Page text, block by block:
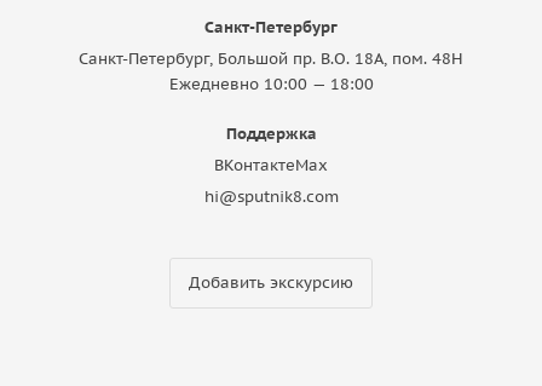
Санкт-Петербург
Санкт-Петербург, Большой пр. В.О. 18A, пом. 48Н
Ежедневно 10:00 — 18:00
Поддержка
ВКонтактеMax
hi@sputnik8.com
Добавить экскурсию